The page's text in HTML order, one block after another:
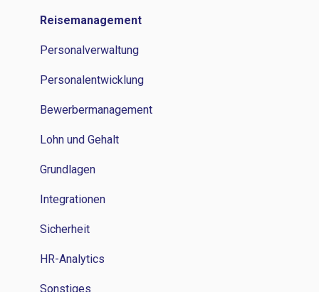
Personalverwaltung
Lohn und Gehalt
Grundlagen
Reisemanagement
Personalverwaltung
Personalentwicklung
Bewerbermanagement
Lohn und Gehalt
Grundlagen
Integrationen
Sicherheit
HR-Analytics
Sonstiges